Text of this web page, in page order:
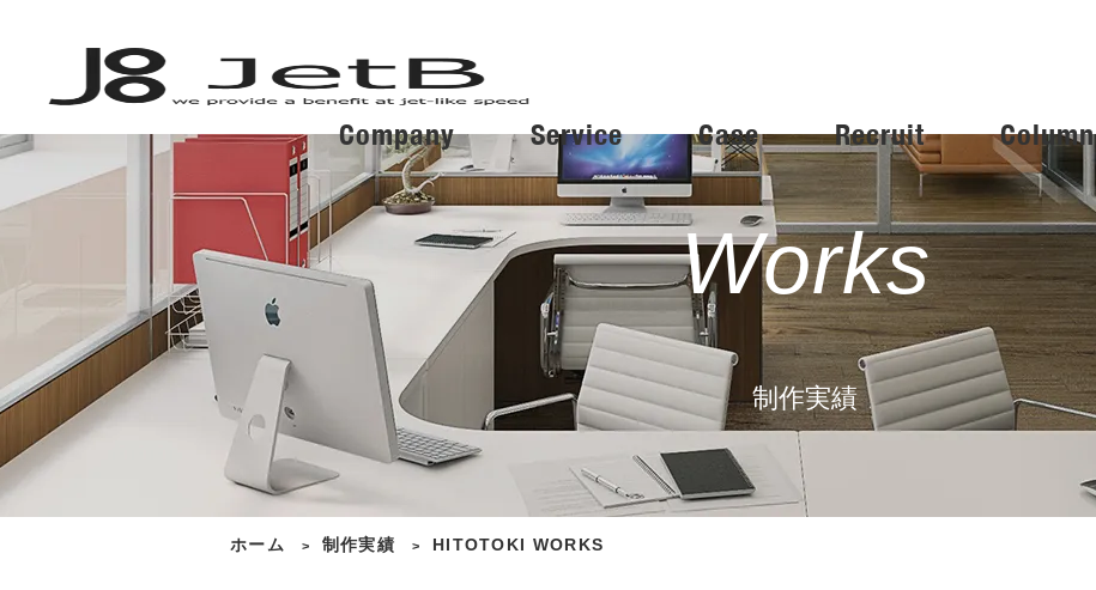
Company Service Case Recruit Column
Works
制作実績
ホーム > 制作実績 > HITOTOKI WORKS